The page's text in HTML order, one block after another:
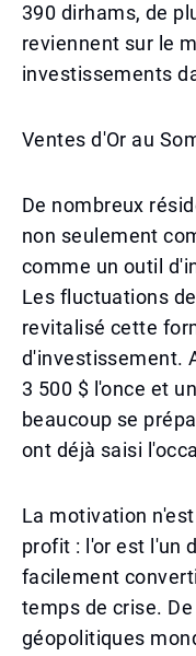
390 dirhams, de
reviennent sur le
investissements
Ventes d'Or au
De nombreux
non seulement
comme un outil
Les fluctuations
revitalisé cette
d'investissement.
3 500 $ l'once et
beaucoup se
ont déjà saisi
La motivation
profit : l'or est l'un
facilement
temps de crise.
géopolitiques